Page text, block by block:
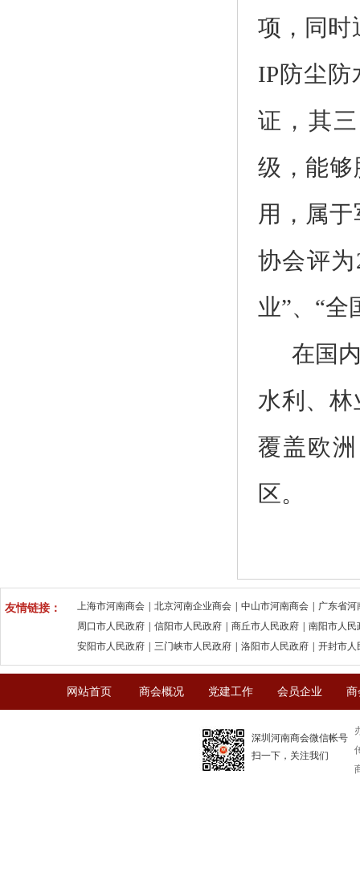
项，同时
IP防尘防
证，其
级，能
用，属
协会评为
业”、“全
在国内
水利、
覆盖欧
区。
友情链接： 上海市河南商会 北京河南企业商会 中山市河南商会
广东省河
周口市人民政府
信阳市人民政府 商丘市人民政府
南阳市人民
安阳市人民政府
三门峡市人民政府 洛阳市人民政府 开封市人
网站首页 商会概况 党建工作 会员企业 商
深圳河南商会微信帐号
扫一下，关注我们